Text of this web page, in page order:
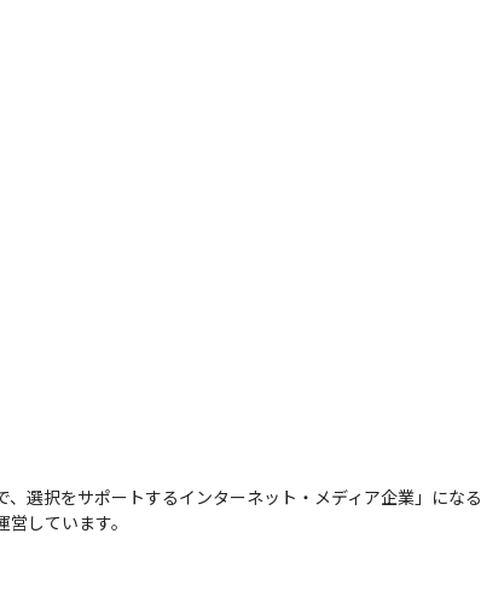
選択をサポートするインターネット・メディア企業」にな
しています。